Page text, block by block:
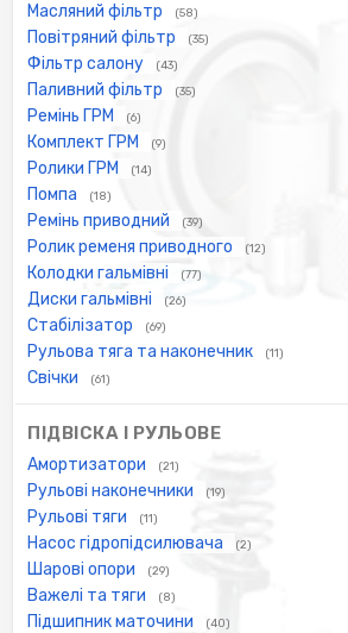
Масляний фільтр (58)
Повітряний фільтр (35)
Фільтр салону (43)
Паливний фільтр (35)
Ремінь ГРМ (6)
Комплект ГРМ (9)
Ролики ГРМ (14)
Помпа (18)
Ремінь приводний (39)
Ролик ременя приводного (12)
Колодки гальмівні (77)
Диски гальмівні (26)
Стабілізатор (69)
Рульова тяга та наконечник (11)
Свічки (61)
ПІДВІСКА І РУЛЬОВЕ
Амортизатори (21)
Рульові наконечники (19)
Рульові тяги (11)
Насос гідропідсилювача (2)
Шарові опори (29)
Важелі та тяги (8)
Підшипник маточини (40)